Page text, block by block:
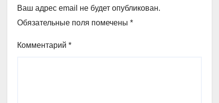
Ваш адрес email не будет опубликован.
Обязательные поля помечены *
Комментарий *